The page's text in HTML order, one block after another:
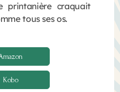
printanière craquait
tous ses os.
Kobo